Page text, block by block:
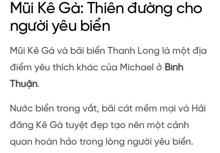
Mũi Kê Gà: Thiên đường cho
người yêu biển
Mũi Kê Gà và bãi biển Thanh Long là một địa
điểm yêu thích khác của Michael ở Bình
Thuận.
Nước biển trong vắt, bãi cát mềm mại và Hải
đăng Kê Gà tuyệt đẹp tạo nên một cảnh
quan hoàn hảo trong lòng người yêu biển.